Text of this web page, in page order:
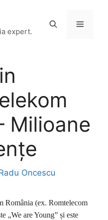
expert.
Menu
Milioane
Oncescu
România (ex. Romtelecom
„We are Young” și este